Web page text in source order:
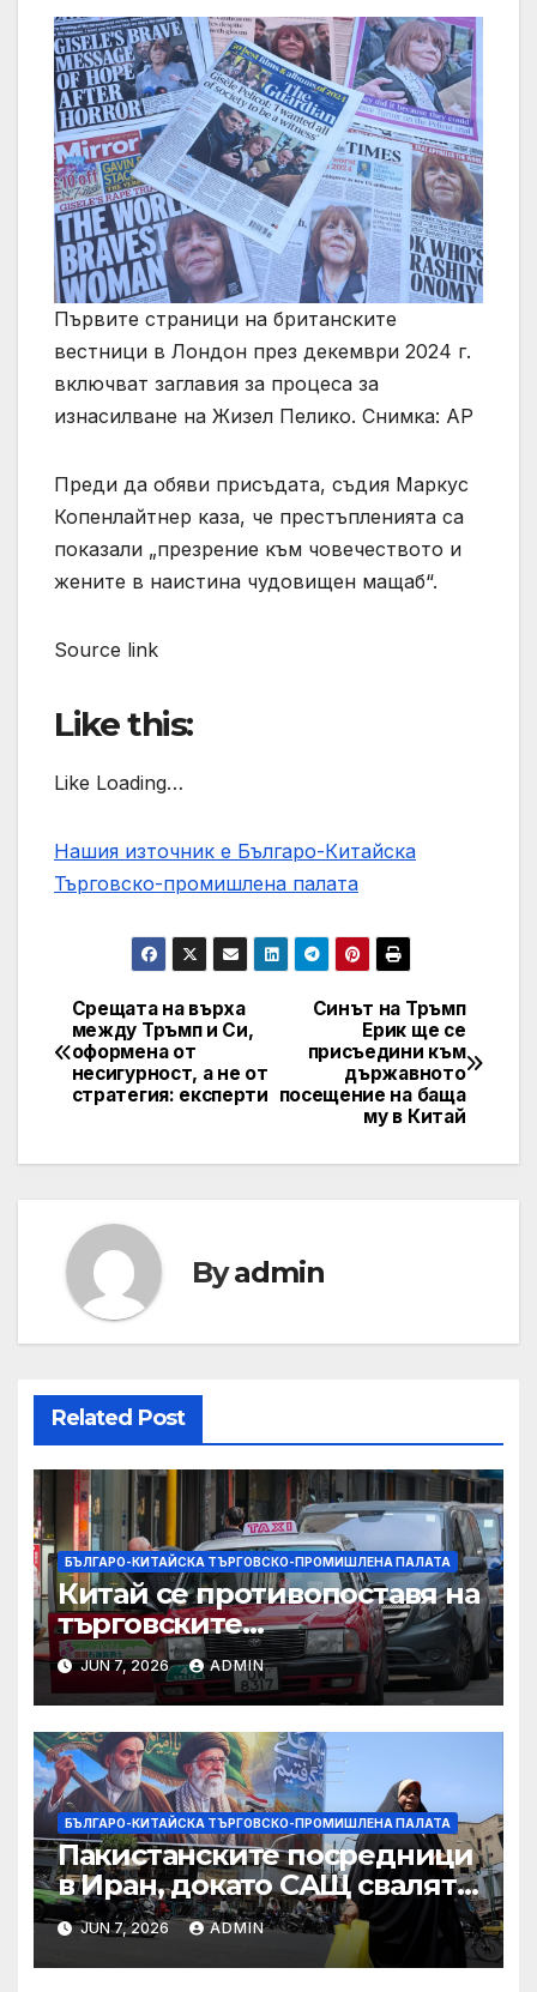
Първите страници на британските
вестници в Лондон през декември 2024 г.
включват заглавия за процеса за
изнасилване на Жизел Пелико. Снимка: AP
Преди да обяви присъдата, съдия Маркус
Копенлайтнер каза, че престъпленията са
показали „презрение към човечеството и
жените в наистина чудовищен мащаб“.
Source link
Like this:
Like Loading…
Нашия източник е Българо-Китайска
Търговско-промишлена палaта
Post
navigation
Синът на Тръмп
Ерик ще се
присъедини към
държавното
посещение на баща
му в Китай
Срещата на върха
между Тръмп и Си,
оформена от
несигурност, а не от
стратегия: експерти
Byadmin
Related Post
БЪЛГАРО-КИТАЙСКА ТЪРГОВСКО-ПРОМИШЛЕНА ПАЛАТА
Китай се противопоставя на
търговските
ограничителни мерки на
САЩ във връзка с искове за
принудителен труд:
Министерство на
търговията
JUN 7, 2026 ADMIN
БЪЛГАРО-КИТАЙСКА ТЪРГОВСКО-ПРОМИШЛЕНА ПАЛАТА
Пакистанските посредници
в Иран, докато САЩ свалят
дронове, Ливан търси мир
JUN 7, 2026 ADMIN